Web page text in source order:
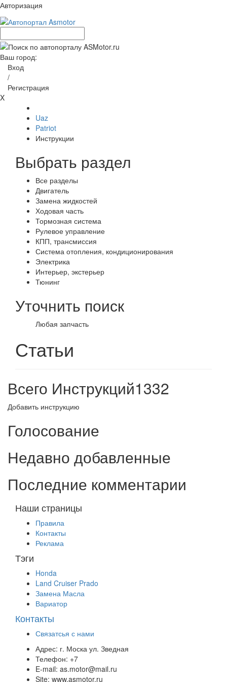
Авторизация
Ваш город:
Вход
/
Регистрация
X
Uaz
Patriot
Инструкции
Выбрать раздел
Все разделы
Двигатель
Замена жидкостей
Ходовая часть
Тормозная система
Рулевое управление
КПП, трансмиссия
Система отопления, кондиционирования
Электрика
Интерьер, экстерьер
Тюнинг
Уточнить поиск
Любая запчасть
Статьи
Всего Инструкций1332
Добавить инструкцию
Голосование
Недавно добавленные
Последние комментарии
Наши страницы
Правила
Контакты
Реклама
Тэги
Honda
Land Cruiser Prado
Замена Масла
Вариатор
Контакты
Связатсья с нами
Адрес: г. Моска ул. Зведная
Телефон: +7
E-mail: as.motor@mail.ru
Site: www.asmotor.ru